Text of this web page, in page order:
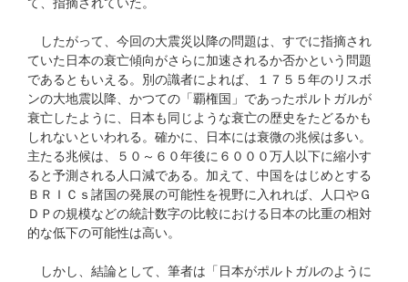
したがって、今回の大震災以降の問題は、すでに指摘され
ていた日本の衰亡傾向がさらに加速されるか否かという問題
であるともいえる。別の識者によれば、１７５５年のリスボ
ンの大地震以降、かつての「覇権国」であったポルトガルが
衰亡したように、日本も同じような衰亡の歴史をたどるかも
しれないといわれる。確かに、日本には衰微の兆候は多い。
主たる兆候は、５０～６０年後に６０００万人以下に縮小す
ると予測される人口減である。加えて、中国をはじめとする
ＢＲＩＣｓ諸国の発展の可能性を視野に入れれば、人口やＧ
ＤＰの規模などの統計数字の比較における日本の比重の相対
的な低下の可能性は高い。
しかし、結論として、筆者は「日本がポルトガルのように